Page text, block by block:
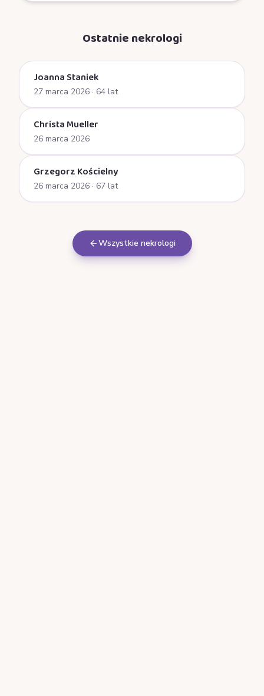
Ostatnie nekrologi
Joanna Staniek
27 marca 2026 · 64 lat
Christa Mueller
26 marca 2026
Grzegorz Kościelny
26 marca 2026 · 67 lat
Wszystkie nekrologi